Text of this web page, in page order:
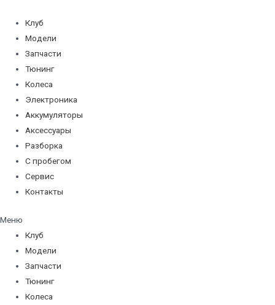
содержимому
Клуб
Модели
Запчасти
Тюнинг
Колеса
Электроника
Аккумуляторы
Аксессуары
Разборка
С пробегом
Сервис
Контакты
Меню
Клуб
Модели
Запчасти
Тюнинг
Колеса